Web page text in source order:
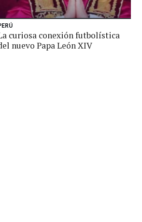
curiosa conexión futbolística
nuevo Papa León XIV